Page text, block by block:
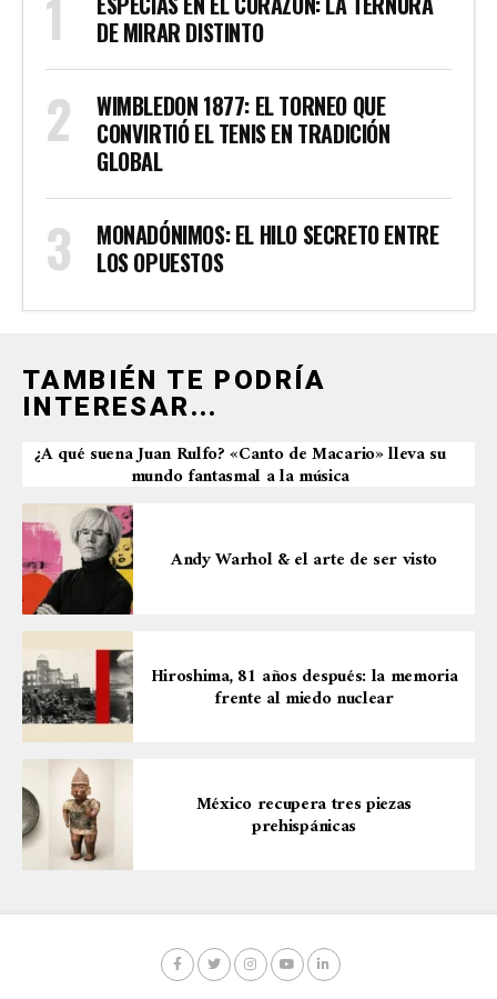
DE MIRAR DISTINTO
WIMBLEDON 1877: EL TORNEO QUE
CONVIRTIÓ EL TENIS EN TRADICIÓN
GLOBAL
MONADÓNIMOS: EL HILO SECRETO ENTRE
LOS OPUESTOS
TAMBIÉN TE PODRÍA
INTERESAR...
¿A qué suena Juan Rulfo? «Canto de Macario» lleva su
mundo fantasmal a la música
Andy Warhol & el arte de ser visto
Hiroshima, 81 años después: la memoria
frente al miedo nuclear
México recupera tres piezas
prehispánicas